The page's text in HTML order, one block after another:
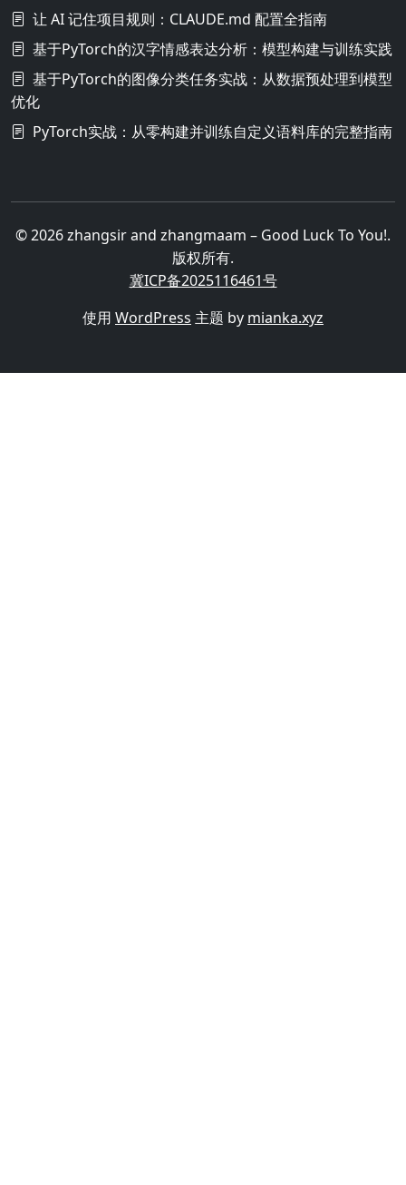
让 AI 记住项目规则：CLAUDE.md 配置全指南
基于PyTorch的汉字情感表达分析：模型构建与训练实践
基于PyTorch的图像分类任务实战：从数据预处理到模型
优化
PyTorch实战：从零构建并训练自定义语料库的完整指南
© 2026 zhangsir and zhangmaam – Good Luck To You!.
版权所有.
冀ICP备2025116461号
使用 WordPress 主题 by mianka.xyz